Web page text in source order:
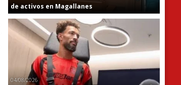
de activos en Magallanes
04/08/2026